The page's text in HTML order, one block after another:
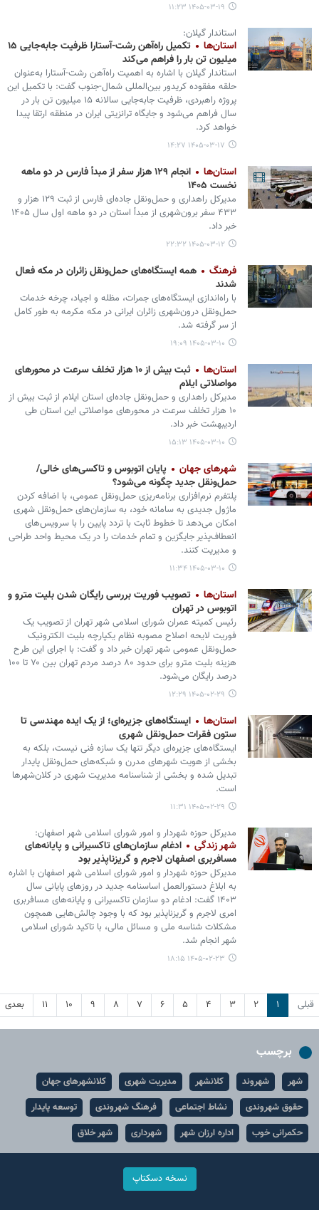
۱۴۰۵-۰۳-۱۹ ۱۱:۲۳
استاندار گیلان:
استان‌ها
تکمیل راه‌آهن رشت-آستارا ظرفیت جابه‌جایی ۱۵
میلیون تن بار را فراهم می‌کند
استاندار گیلان با اشاره به اهمیت راه‌آهن رشت-آستارا به‌عنوان
حلقه مفقوده کریدور بین‌المللی شمال-جنوب گفت: با تکمیل این
پروژه راهبردی، ظرفیت جابه‌جایی سالانه ۱۵ میلیون تن بار در
سال فراهم می‌شود و جایگاه ترانزیتی ایران در منطقه ارتقا پیدا
خواهد کرد.
۱۴۰۵-۰۳-۱۷ ۱۴:۲۷
استان‌ها
انجام ۱۲۹ هزار سفر از مبدأ فارس در دو ماهه
نخست ۱۴۰۵
مدیرکل راهداری و حمل‌ونقل جاده‌ای فارس از ثبت ۱۲۹ هزار و
۴۳۳ سفر برون‌شهری از مبدأ استان در دو ماهه اول سال ۱۴۰۵
خبر داد.
۱۴۰۵-۰۳-۱۲ ۲۲:۳۲
فرهنگ
همه ایستگاه‌های حمل‌ونقل زائران در مکه فعال
شدند
با راه‌اندازی ایستگاه‌های جمرات، مظله و اجیاد، چرخه خدمات
حمل‌ونقل درون‌شهری زائران ایرانی در مکه مکرمه به طور کامل
از سر گرفته شد.
۱۴۰۵-۰۳-۱۰ ۱۹:۰۹
استان‌ها
ثبت بیش از ۱۰ هزار تخلف سرعت در محورهای
مواصلاتی ایلام
مدیرکل راهداری و حمل‌ونقل جاده‌ای استان ایلام از ثبت بیش از
۱۰ هزار تخلف سرعت در محورهای مواصلاتی این استان طی
اردیبهشت‌ خبر داد.
۱۴۰۵-۰۳-۱۰ ۱۵:۱۳
شهرهای جهان
پایان اتوبوس و تاکسی‌های خالی/
حمل‌ونقل جدید چگونه می‌شود؟
پلتفرم نرم‌افزاری برنامه‌ریزی حمل‌ونقل عمومی، با اضافه کردن
ماژول جدیدی به سامانه خود، به سازمان‌های حمل‌ونقل شهری
امکان می‌دهد تا خطوط ثابت با تردد پایین را با سرویس‌های
انعطاف‌پذیر جایگزین و تمام خدمات را در یک محیط واحد طراحی
و مدیریت کنند.
۱۴۰۵-۰۳-۱۰ ۱۱:۳۴
استان‌ها
تصویب فوریت بررسی رایگان شدن بلیت مترو و
اتوبوس در تهران
رئیس کمیته عمران شورای اسلامی شهر تهران از تصویب یک
فوریت لایحه اصلاح مصوبه نظام یکپارچه بلیت الکترونیک
حمل‌ونقل عمومی شهر تهران خبر داد و گفت: با اجرای این طرح
هزینه بلیت مترو برای حدود ۸۰ درصد مردم تهران بین ۷۰ تا ۱۰۰
درصد رایگان می‌شود.
۱۴۰۵-۰۲-۲۹ ۱۲:۲۹
استان‌ها
ایستگاه‌های جزیره‌ای؛ از یک ایده مهندسی تا
ستون فقرات حمل‌ونقل شهری
ایستگاه‌های جزیره‌ای دیگر تنها یک سازه فنی نیست، بلکه به
بخشی از هویت شهرهای مدرن و شبکه‌های حمل‌ونقل پایدار
تبدیل شده‌ و بخشی از شناسنامه مدیریت شهری در کلان‌شهرها
است.
۱۴۰۵-۰۲-۲۹ ۱۱:۳۱
مدیرکل حوزه شهردار و امور شورای اسلامی شهر اصفهان:
شهر زندگی
ادغام سازمان‌های تاکسیرانی و پایانه‌های
مسافربری اصفهان لاجرم و گریزناپذیر بود
مدیرکل حوزه شهردار و امور شورای اسلامی شهر اصفهان با اشاره
به ابلاغ دستورالعمل اساسنامه جدید در روزهای پایانی سال
۱۴۰۳ گفت: ادغام دو سازمان تاکسیرانی و پایانه‌های مسافربری
امری لاجرم و گریزناپذیر بود که با وجود چالش‌هایی همچون
مشکلات شناسه ملی و مسائل مالی، با تاکید شورای اسلامی
شهر انجام شد.
۱۴۰۵-۰۲-۲۳ ۱۸:۱۵
قبلی ۱ ۲ ۳ ۴ ۵ ۶ ۷ ۸ ۹ ۱۰ ۱۱ بعدی
برچسب
شهر شهروند کلانشهر مدیریت شهری
کلانشهرهای جهان
حقوق شهروندی
نشاط اجتماعی فرهنگ شهروندی
توسعه پایدار
حکمرانی خوب
اداره ارزان شهر شهرداری شهر خلاق
نسخه دسکتاپ